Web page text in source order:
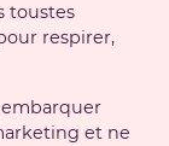
toustes
respirer,
embarquer
et ne